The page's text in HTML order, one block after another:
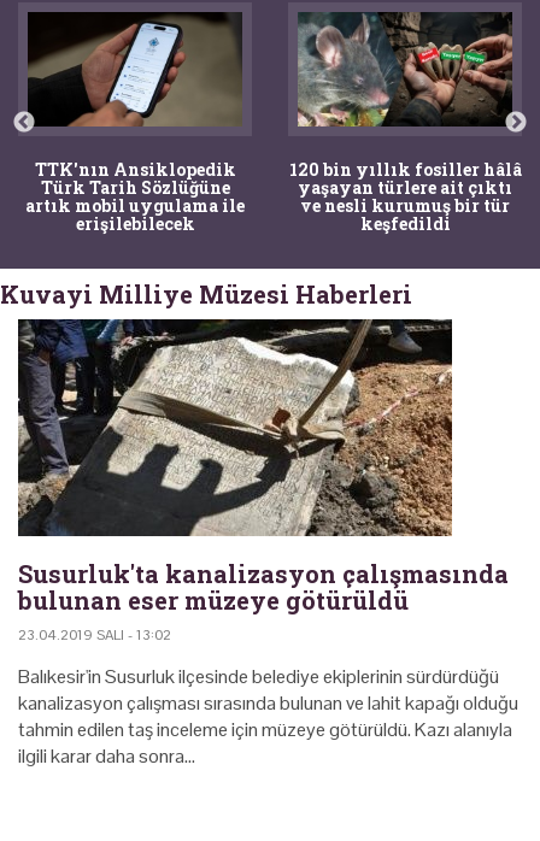
TTK'nın Ansiklopedik
Türk Tarih Sözlüğüne
artık mobil uygulama ile
erişilebilecek
120 bin yıllık fosiller hâlâ
yaşayan türlere ait çıktı
ve nesli kurumuş bir tür
keşfedildi
Kuvayi Milliye Müzesi Haberleri
Susurluk'ta kanalizasyon çalışmasında
bulunan eser müzeye götürüldü
23.04.2019 SALI - 13:02
Balıkesir'in Susurluk ilçesinde belediye ekiplerinin sürdürdüğü
kanalizasyon çalışması sırasında bulunan ve lahit kapağı olduğu
tahmin edilen taş inceleme için müzeye götürüldü. Kazı alanıyla
ilgili karar daha sonra…